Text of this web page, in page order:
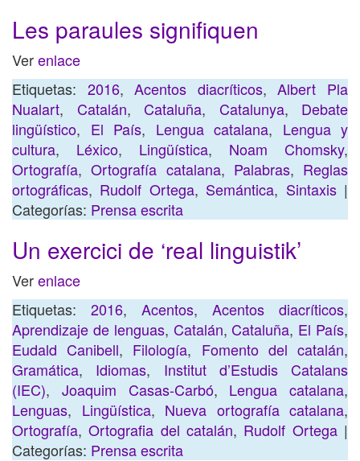
Les paraules signifiquen
Verenlace
Etiquetas: 2016,Acentos diacríticos,Albert Pla
Nualart, Catalán, Cataluña, Catalunya, Debate
lingüístico, El País, Lengua catalana, Lengua y
cultura, Léxico, Lingüística, Noam Chomsky,
Ortografía,Ortografía catalana, Palabras, Reglas
ortográficas, Rudolf Ortega, Semántica, Sintaxis|
Categorías: Prensa escrita
Un exercici de ‘real linguistik’
Verenlace
Etiquetas: 2016, Acentos, Acentos diacríticos,
Aprendizaje de lenguas, Catalán,Cataluña, El País,
Eudald Canibell, Filología, Fomento del catalán,
Gramática, Idiomas, Institut d’Estudis Catalans
(IEC), Joaquim Casas-Carbó, Lengua catalana,
Lenguas, Lingüística, Nueva ortografía catalana,
Ortografía,Ortografia del catalán, Rudolf Ortega|
Categorías: Prensa escrita